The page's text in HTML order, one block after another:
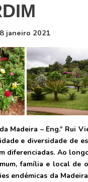
janeiro 2021
Madeira – Eng.º Rui
e diversidade de
diferenciadas. Ao
família e local de
endémicas da